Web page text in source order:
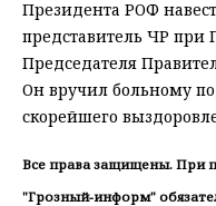
Президента РОФ
представитель ЧР при
Председателя
Он вручил больному
скорейшего
Все права защищены. При
"Грозный-информ"